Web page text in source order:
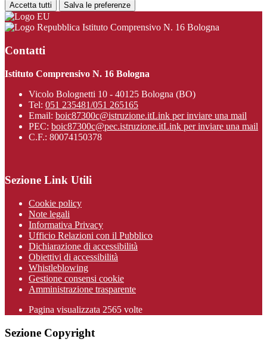
Accetta tutti Salva le preferenze
Istituto Comprensivo N. 16 Bologna
Contatti
Istituto Comprensivo N. 16 Bologna
Vicolo Bolognetti 10 - 40125 Bologna (BO)
Tel: 051 235481/051 265165
Email: boic87300c@istruzione.itLink per inviare una mail
PEC: boic87300c@pec.istruzione.itLink per inviare una mail
C.F.: 80074150378
Sezione Link Utili
Cookie policy
Note legali
Informativa Privacy
Ufficio Relazioni con il Pubblico
Dichiarazione di accessibilità
Obiettivi di accessibilità
Whistleblowing
Gestione consensi cookie
Amministrazione trasparente
Pagina visualizzata 2565 volte
Sezione Copyright